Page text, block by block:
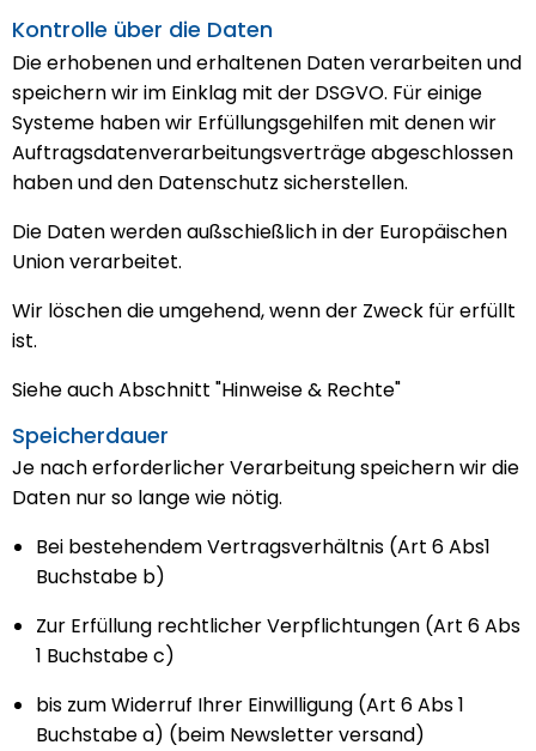
Kontrolle über die Daten
Die erhobenen und erhaltenen Daten verarbeiten und
speichern wir im Einklag mit der DSGVO. Für einige
Systeme haben wir Erfüllungsgehilfen mit denen wir
Auftragsdatenverarbeitungsverträge abgeschlossen
haben und den Datenschutz sicherstellen.
Die Daten werden außschießlich in der Europäischen
Union verarbeitet.
Wir löschen die umgehend, wenn der Zweck für erfüllt
ist.
Siehe auch Abschnitt "Hinweise & Rechte"
Speicherdauer
Je nach erforderlicher Verarbeitung speichern wir die
Daten nur so lange wie nötig.
Bei bestehendem Vertragsverhältnis (Art 6 Abs1
Buchstabe b)
Zur Erfüllung rechtlicher Verpflichtungen (Art 6 Abs
1 Buchstabe c)
bis zum Widerruf Ihrer Einwilligung (Art 6 Abs 1
Buchstabe a) (beim Newsletter versand)